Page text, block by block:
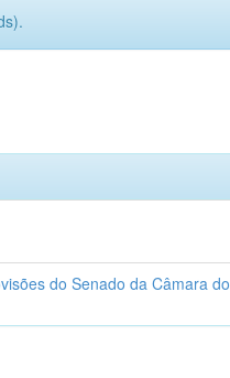
do Senado da Câmara do